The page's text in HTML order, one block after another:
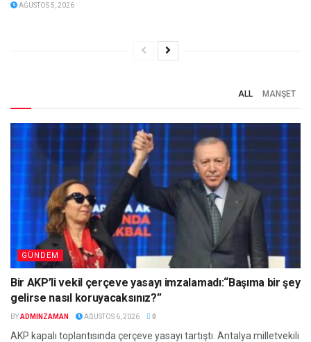
AĞUSTOS 5, 2026
ALL MANŞET
GÜNDEM
Bir AKP’li vekil çerçeve yasayı imzalamadı:“Başıma bir şey
gelirse nasıl koruyacaksınız?”
BYADMINZAMAN AĞUSTOS 6, 2026 0
AKP kapalı toplantısında çerçeve yasayı tartıştı. Antalya milletvekili